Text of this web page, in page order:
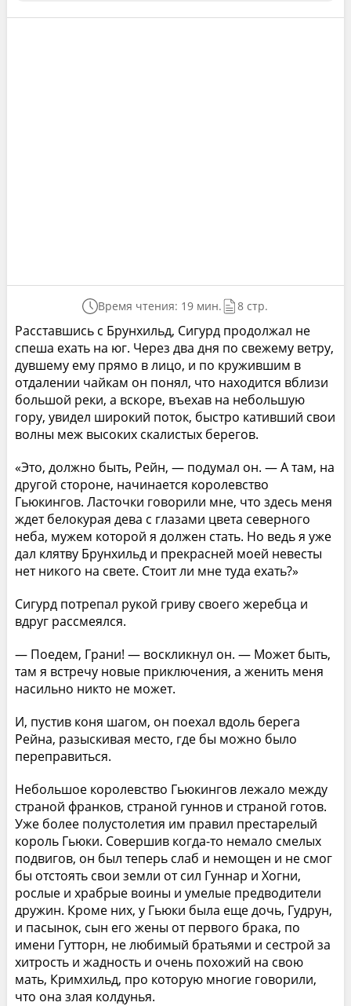
Время чтения: 19 мин. 8 стр.
Расставшись с Брунхильд, Сигурд продолжал не
спеша ехать на юг. Через два дня по свежему ветру,
дувшему ему прямо в лицо, и по кружившим в
отдалении чайкам он понял, что находится вблизи
большой реки, а вскоре, въехав на небольшую
гору, увидел широкий поток, быстро кативший свои
волны меж высоких скалистых берегов.
«Это, должно быть, Рейн, — подумал он. — А там, на
другой стороне, начинается королевство
Гьюкингов. Ласточки говорили мне, что здесь меня
ждет белокурая дева с глазами цвета северного
неба, мужем которой я должен стать. Но ведь я уже
дал клятву Брунхильд и прекрасней моей невесты
нет никого на свете. Стоит ли мне туда ехать?»
Сигурд потрепал рукой гриву своего жеребца и
вдруг рассмеялся.
— Поедем, Грани! — воскликнул он. — Может быть,
там я встречу новые приключения, а женить меня
насильно никто не может.
И, пустив коня шагом, он поехал вдоль берега
Рейна, разыскивая место, где бы можно было
переправиться.
Небольшое королевство Гьюкингов лежало между
страной франков, страной гуннов и страной готов.
Уже более полустолетия им правил престарелый
король Гьюки. Совершив когда-то немало смелых
подвигов, он был теперь слаб и немощен и не смог
бы отстоять свои земли от сил Гуннар и Хогни,
рослые и храбрые воины и умелые предводители
дружин. Кроме них, у Гьюки была еще дочь, Гудрун,
и пасынок, сын его жены от первого брака, по
имени Гутторн, не любимый братьями и сестрой за
хитрость и жадность и очень похожий на свою
мать, Кримхильд, про которую многие говорили,
что она злая колдунья.